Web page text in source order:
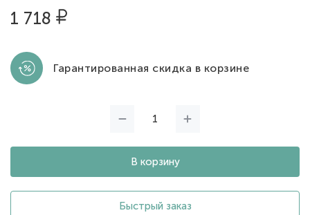
1 718
Гарантированная скидка в корзине
В корзину
Быстрый заказ